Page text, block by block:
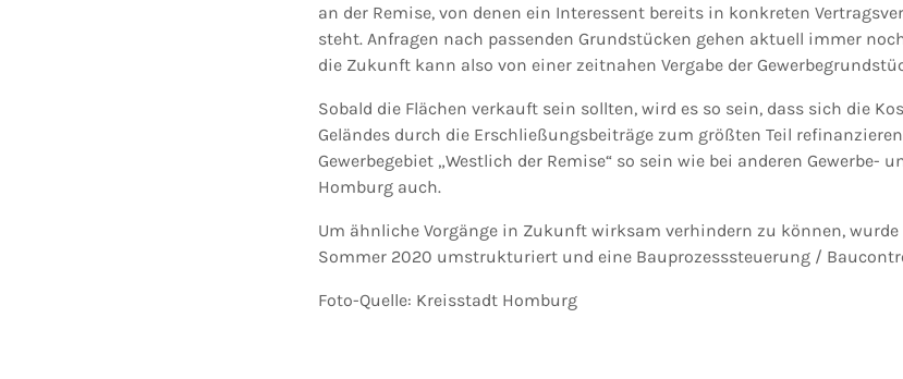
an der Remise, von denen ein Interessent bereits in konkreten
steht. Anfragen nach passenden Grundstücken gehen aktuell immer
die Zukunft kann also von einer zeitnahen Vergabe der
Sobald die Flächen verkauft sein sollten, wird es so sein, dass sich die
Geländes durch die Erschließungsbeiträge zum größten Teil
Gewerbegebiet „Westlich der Remise“ so sein wie bei anderen Gewerbe-
Homburg auch.
Um ähnliche Vorgänge in Zukunft wirksam verhindern zu können,
Sommer 2020 umstrukturiert und eine Bauprozesssteuerung /
Foto-Quelle: Kreisstadt Homburg